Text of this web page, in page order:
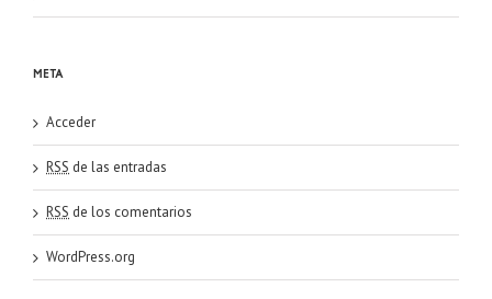
Meta
Acceder
RSS de las entradas
RSS de los comentarios
WordPress.org